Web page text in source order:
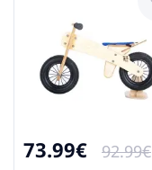
73.99€ 92.99€